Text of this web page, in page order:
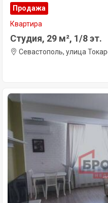
Продажа
Квартира
Студия, 29 м², 1/8 эт.
Севастополь, улица